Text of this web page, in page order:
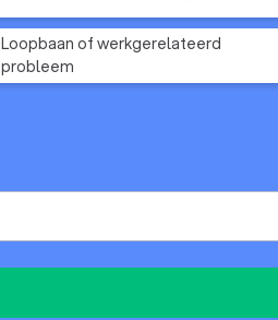
Loopbaan of werkgerelateerd
probleem